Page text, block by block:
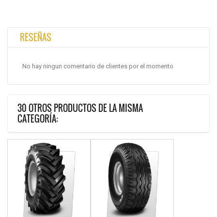
RESEÑAS
No hay ningun comentario de clientes por el momento
30 OTROS PRODUCTOS DE LA MISMA
CATEGORÍA: